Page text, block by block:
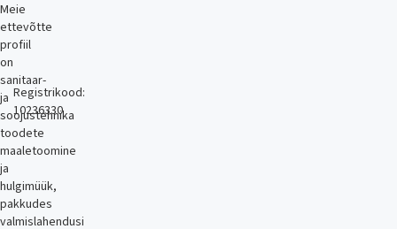
Meie
ettevõtte
profiil
on
sanitaar-
ja
soojustehnika
toodete
maaletoomine
ja
hulgimüük,
pakkudes
valmislahendusi
Registrikood:
10236330